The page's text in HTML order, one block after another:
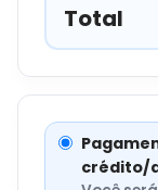
Total
crédito/